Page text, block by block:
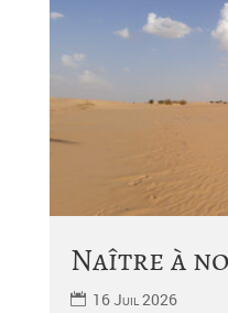
Naître à
16 Juil 2026